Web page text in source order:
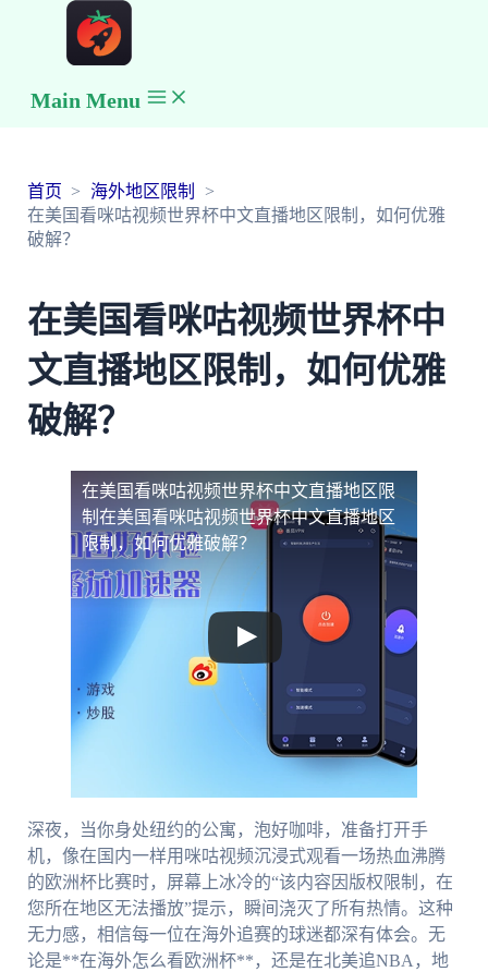
Main Menu
首页
海外地区限制
在美国看咪咕视频世界杯中文直播地区限制，如何优雅
破解？
在美国看咪咕视频世界杯中
文直播地区限制，如何优雅
破解？
在美国看咪咕视频世界杯中文直播地区限
制 在美国看咪咕视频世界杯中文直播地区
限制，如何优雅破解？
深夜，当你身处纽约的公寓，泡好咖啡，准备打开手
机，像在国内一样用咪咕视频沉浸式观看一场热血沸腾
的欧洲杯比赛时，屏幕上冰冷的“该内容因版权限制，在
您所在地区无法播放”提示，瞬间浇灭了所有热情。这种
无力感，相信每一位在海外追赛的球迷都深有体会。无
论是**在海外怎么看欧洲杯**，还是在北美追NBA，地